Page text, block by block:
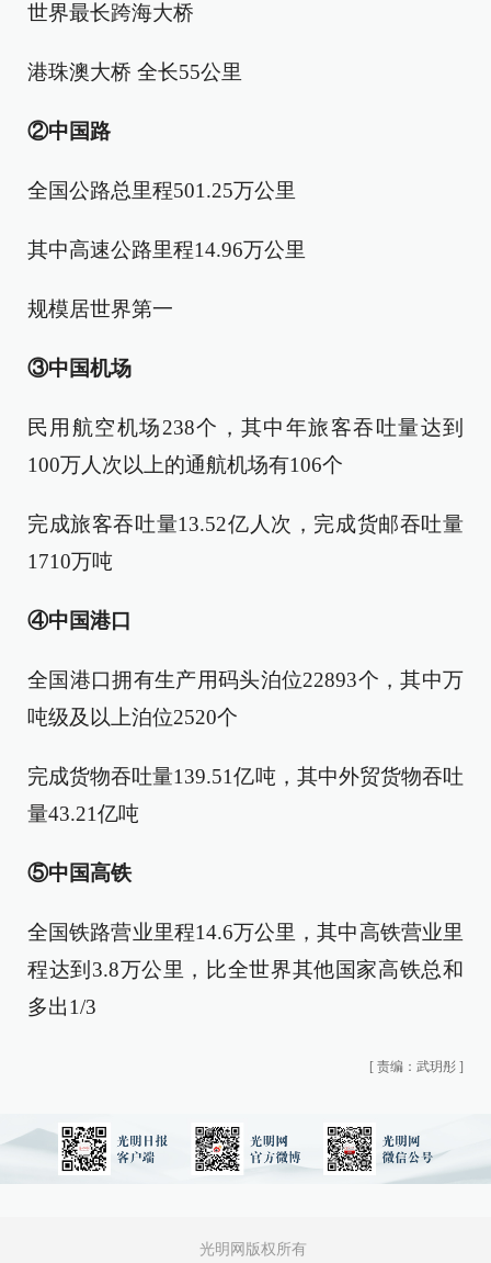
世界最长跨海大桥
港珠澳大桥 全长55公里
②中国路
全国公路总里程501.25万公里
其中高速公路里程14.96万公里
规模居世界第一
③中国机场
民用航空机场238个，其中年旅客吞吐量达到
100万人次以上的通航机场有106个
完成旅客吞吐量13.52亿人次，完成货邮吞吐量
1710万吨
④中国港口
全国港口拥有生产用码头泊位22893个，其中万
吨级及以上泊位2520个
完成货物吞吐量139.51亿吨，其中外贸货物吞吐
量43.21亿吨
⑤中国高铁
全国铁路营业里程14.6万公里，其中高铁营业里
程达到3.8万公里，比全世界其他国家高铁总和
多出1/3
[ 责编：武玥彤 ]
光明网版权所有